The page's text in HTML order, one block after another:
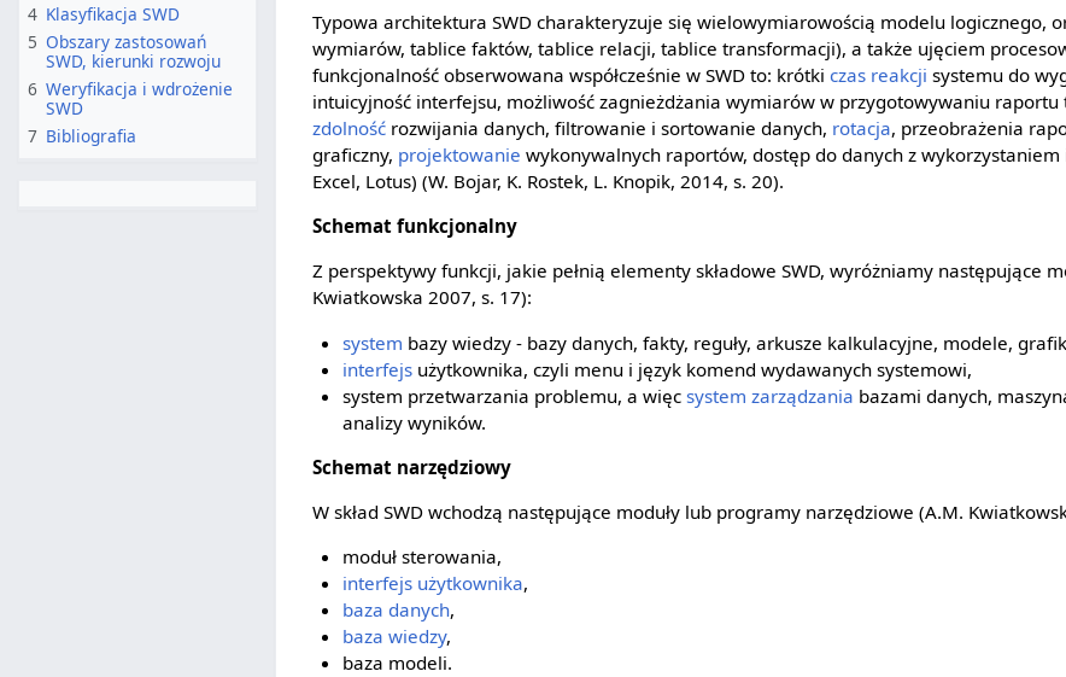
Typowa architektura SWD charakteryzuje się wielowymiarowością modelu logicznego,
wymiarów, tablice faktów, tablice relacji, tablice transformacji), a także ujęciem
funkcjonalność obserwowana współcześnie w SWD to: krótkiczas reakcji systemu do
intuicyjność interfejsu, możliwość zagnieżdżania wymiarów w przygotowywaniu raportu
zdolność rozwijania danych, filtrowanie i sortowanie danych, rotacja, przeobrażenia
graficzny, projektowanie wykonywalnych raportów, dostęp do danych z
Excel, Lotus) (W. Bojar, K. Rostek, L. Knopik, 2014, s. 20).
Schemat funkcjonalny
Z perspektywy funkcji, jakie pełnią elementy składowe SWD, wyróżniamy następujące
Kwiatkowska 2007, s. 17):
system bazy wiedzy - bazy danych, fakty, reguły, arkusze kalkulacyjne, modele,
interfejsużytkownika, czyli menu i język komend wydawanych systemowi,
system przetwarzania problemu, a więc system zarządzania bazami danych,
analizy wyników.
Schemat narzędziowy
W skład SWD wchodzą następujące moduły lub programy narzędziowe (A.M.
moduł sterowania,
interfejs użytkownika,
baza danych,
baza wiedzy,
baza modeli.
4 Klasyfikacja SWD
5 Obszary zastosowań
SWD, kierunki rozwoju
6 Weryfikacja i wdrożenie
SWD
7 Bibliografia